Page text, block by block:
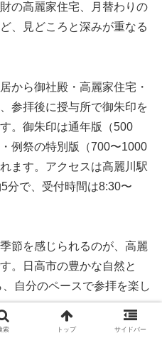
の高麗家住宅、月替わりの
、見どころと深みが重なる
から御社殿・高麗家住宅・
参拝後に授与所で御朱印を
。御朱印は通年版（500
例祭の特別版（700〜1000
ます。アクセスは高麗川駅
分で、受付時間は8:30〜
節を感じられるのが、高麗
。日高市の豊かな自然と
自分のペースで参拝を楽し
索 トップ サイドバー